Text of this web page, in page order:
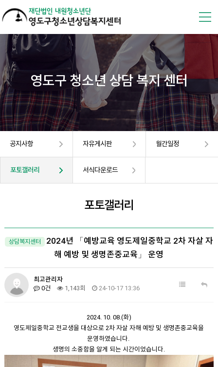
영도구 청소년 상담 복지 센터
공지사항 자유게시판 월간일정
포토갤러리 서식다운로드
포토갤러리
상담복지센터
2024년 「예방교육 영도제일중학교 2차 자살 자
해 예방 및 생명존중교육」 운영
최고관리자
0건
1,143회 24-10-17 13:36
2024. 10. 08.(화)
영도제일중학교 전교생을 대상으로 2차 자살 자해 예방 및 생명존중교육을
운영하였습니다.
생명의 소중함을 알게 되는 시간이었습니다.